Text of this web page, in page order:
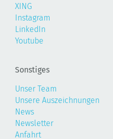
XING
Instagram
LinkedIn
Youtube
Sonstiges
Unser Team
Unsere Auszeichnungen
News
Newsletter
Anfahrt